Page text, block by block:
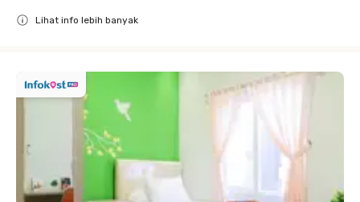
Lihat info lebih banyak